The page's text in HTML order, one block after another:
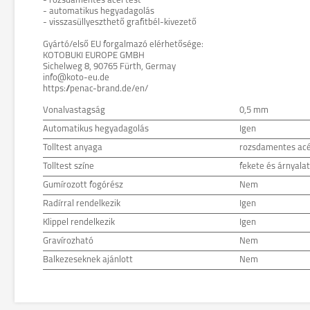
- automatikus hegyadagolás
- visszasüllyeszthető grafitbél-kivezető
Gyártó/első EU forgalmazó elérhetősége:
KOTOBUKI EUROPE GMBH
Sichelweg 8, 90765 Fürth, Germay
info@koto-eu.de
https://penac-brand.de/en/
Vonalvastagság 0,5 mm
Automatikus hegyadagolás Igen
Tolltest anyaga rozsdamentes
Tolltest színe fekete és
Gumírozott fogórész Nem
Radírral rendelkezik Igen
Klippel rendelkezik Igen
Gravírozható Nem
Balkezeseknek ajánlott Nem